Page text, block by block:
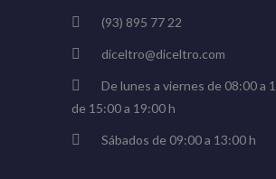
(93) 895 77 22
diceltro@diceltro.com
De lunes a viernes de 08:00 a
de 15:00 a 19:00 h
Sábados de 09:00 a 13:00 h